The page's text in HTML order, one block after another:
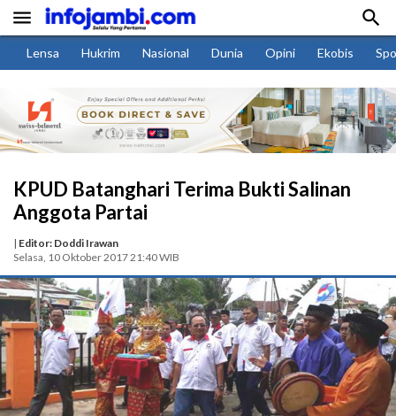
 
Lensa Hukrim Nasional Dunia Opini Ekobis
KPUD Batanghari Terima Bukti Salinan
Anggota Partai
| Editor: Doddi Irawan
Selasa, 10 Oktober 2017 21:40 WIB